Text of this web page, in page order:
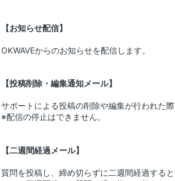
【お知らせ配信】
OKWAVEからのお知らせを配信します。
【投稿削除・編集通知メール】
サポートによる投稿の削除や編集が行われた際
※配信の停止はできません。
【二週間経過メール】
質問を投稿し、締め切らずに二週間経過する